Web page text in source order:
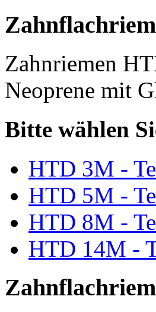
Zahnriemen
Neoprene mit
Bitte wählen
HTD 3M -
HTD 5M -
HTD 8M -
HTD 14M -